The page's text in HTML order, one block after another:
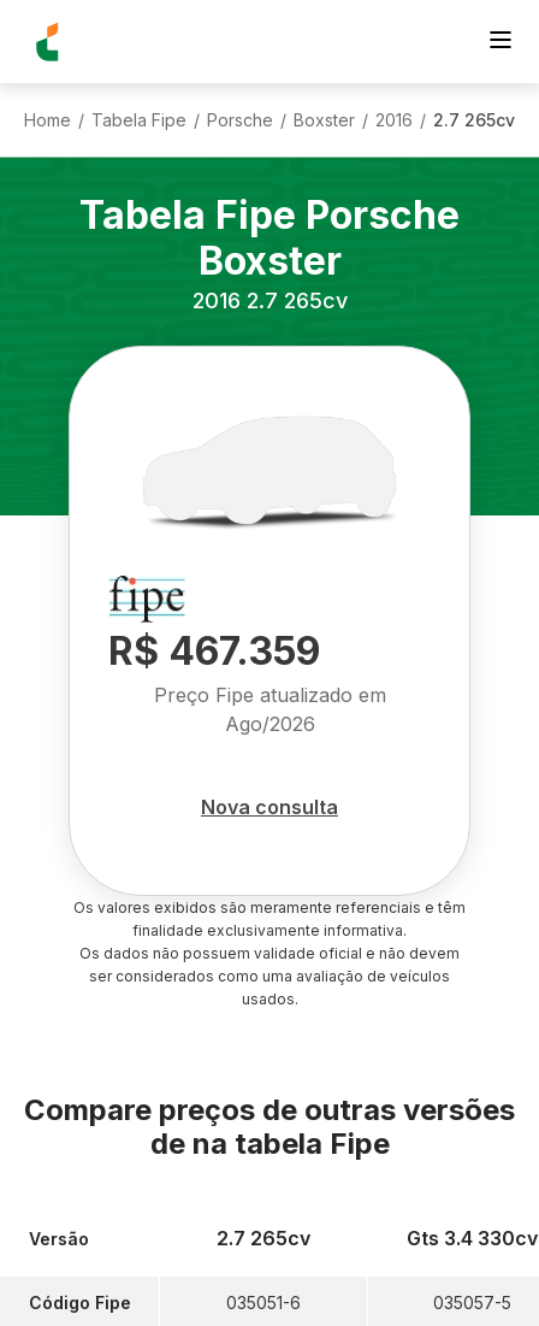
Home / Tabela Fipe / Porsche / Boxster / 2016 / 2.7 265cv
Tabela Fipe Porsche
Boxster
2016 2.7 265cv
R$ 467.359
Preço Fipe atualizado em
Ago/2026
Nova consulta
Os valores exibidos são meramente referenciais e têm
finalidade exclusivamente informativa.
Os dados não possuem validade oficial e não devem
ser considerados como uma avaliação de veículos
usados.
Compare preços de outras versões
de na tabela Fipe
Versão
Código Fipe
2.7 265cv
035051-6
Gts 3.4 330cv
035057-5